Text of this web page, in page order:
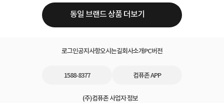
동일 브랜드 상품 더보기
로그인공지사항오시는길회사소개PC버전
1588-8377 컴퓨존 APP
(주)컴퓨존 사업자 정보